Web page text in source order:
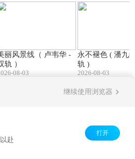
丽风景线（ 卢韦华 -
轨 ）
08-03
永不褪色 ( 潘九岭 - 双
轨 )
2026-08-03
继续使用浏览器
赴
打开